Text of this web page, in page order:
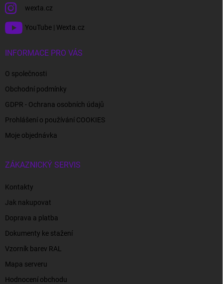
wexta.cz
YouTube | Wexta.cz
INFORMACE PRO VÁS
O společnosti
Obchodní podmínky
GDPR - Ochrana osobních údajů
Prohlášení o používání COOKIES
Moje objednávka
ZÁKAZNICKÝ SERVIS
Kontakty
Jak nakupovat
Doprava a platba
Dokumenty ke stažení
Vzorník barev RAL
Mapa serveru
Hodnocení obchodu